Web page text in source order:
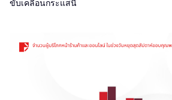
ขับเคลื่อนกระแสนี้